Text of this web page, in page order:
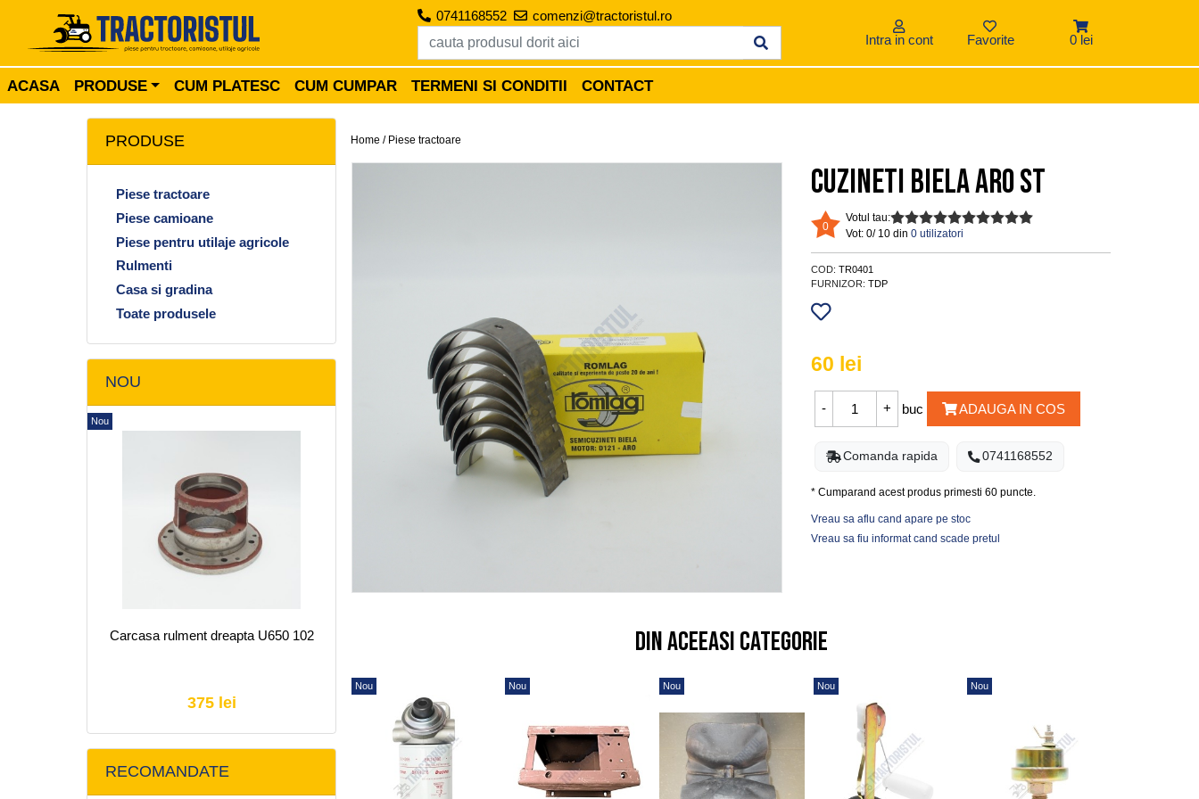
Intra in cont Favorite 0 lei
0741168552 comenzi@tractoristul.ro
ACASA PRODUSE CUM PLATESC CUM CUMPAR TERMENI SI CONDITII CONTACT
PRODUSE
Piese tractoare
Piese camioane
Piese pentru utilaje agricole
Rulmenti
Casa si gradina
Toate produsele
NOU
Nou
Carcasa rulment dreapta U650 102
375 lei
RECOMANDATE
Home / Piese tractoare
Cuzineti biela ARO ST
0
Votul tau:
Vot:0/ 10 din0 utilizatori
COD:TR0401
FURNIZOR: TDP
60 lei
buc ADAUGA IN COS
Comanda rapida 0741168552
* Cumparand acest produs primesti60 puncte.
Vreau sa aflu cand apare pe stoc
Vreau sa fiu informat cand scade pretul
Din aceeasi categorie
Nou Nou Nou Nou Nou